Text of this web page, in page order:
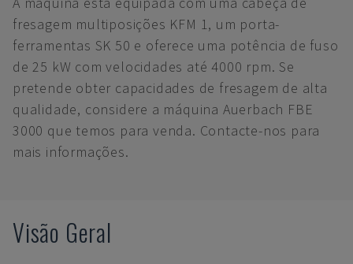
fresagem multiposições KFM 1, um porta-
ferramentas SK 50 e oferece uma potência de fuso
de 25 kW com velocidades até 4000 rpm. Se
pretende obter capacidades de fresagem de alta
qualidade, considere a máquina Auerbach FBE
3000 que temos para venda. Contacte-nos para
mais informações.
Visão Geral